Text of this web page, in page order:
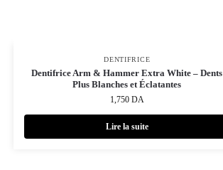
DENTIFRICE
Dentifrice Arm & Hammer Extra White – Dents
Plus Blanches et Éclatantes
1,750 DA
Lire la suite